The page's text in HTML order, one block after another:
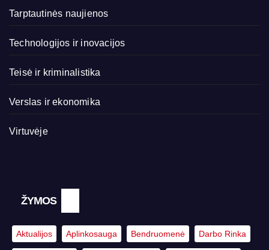
Tarptautinės naujienos
Technologijos ir inovacijos
Teisė ir kriminalistika
Verslas ir ekonomika
Virtuvėje
ŽYMOS
Aktualijos Aplinkosauga Bendruomenė Darbo Rinka